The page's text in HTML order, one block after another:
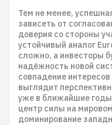
Тем не менее,
зависеть от
доверия со стороны
устойчивый аналог
сложно, а инвесторы
надёжность новой
совпадение
выглядит
уже в ближайшие
центр силы на
доминирование